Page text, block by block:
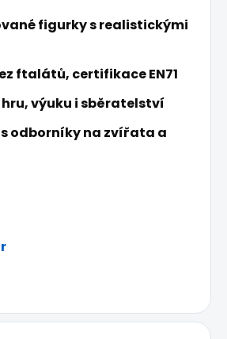
figurky s realistickými
ftalátů, certifikace EN71
výuku i sběratelství
odborníky na zvířata a